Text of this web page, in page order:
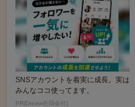
SNSアカウントを着実に成長。実は
みんなココ使ってます。
PR(Dreaw合同会社)